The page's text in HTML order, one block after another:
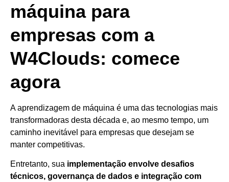
máquina para
empresas com a
W4Clouds: comece
agora
A aprendizagem de máquina é uma das tecnologias mais
transformadoras desta década e, ao mesmo tempo, um
caminho inevitável para empresas que desejam se
manter competitivas.
Entretanto, sua implementação envolve desafios
técnicos, governança de dados e integração com